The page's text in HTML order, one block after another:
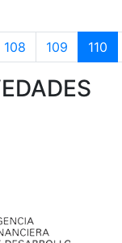
108 109 110